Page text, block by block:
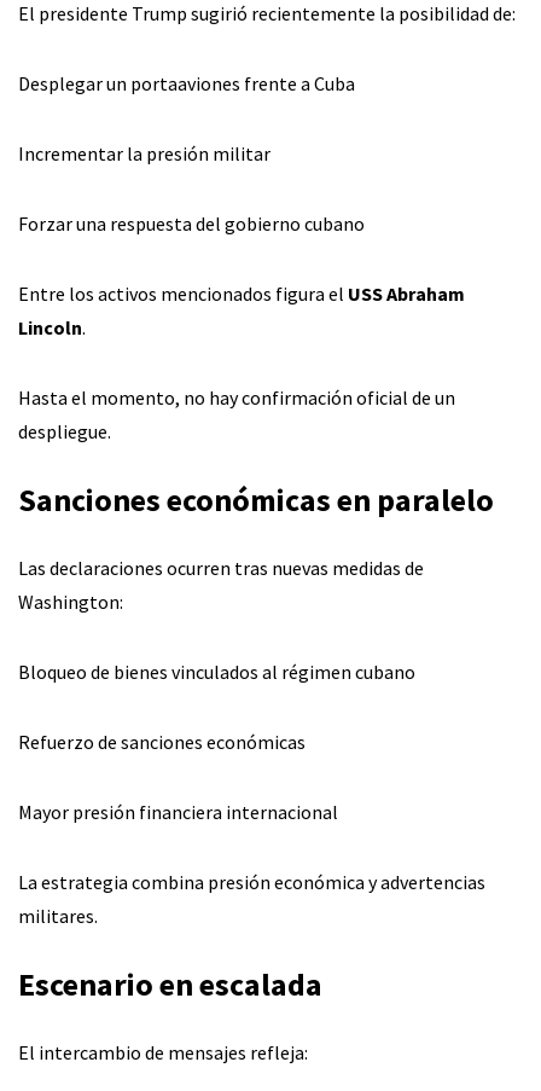
El presidente Trump sugirió recientemente la posibilidad de:
Desplegar un portaaviones frente a Cuba
Incrementar la presión militar
Forzar una respuesta del gobierno cubano
Entre los activos mencionados figura el USS Abraham
Lincoln.
Hasta el momento, no hay confirmación oficial de un
despliegue.
Sanciones económicas en paralelo
Las declaraciones ocurren tras nuevas medidas de
Washington:
Bloqueo de bienes vinculados al régimen cubano
Refuerzo de sanciones económicas
Mayor presión financiera internacional
La estrategia combina presión económica y advertencias
militares.
Escenario en escalada
El intercambio de mensajes refleja: